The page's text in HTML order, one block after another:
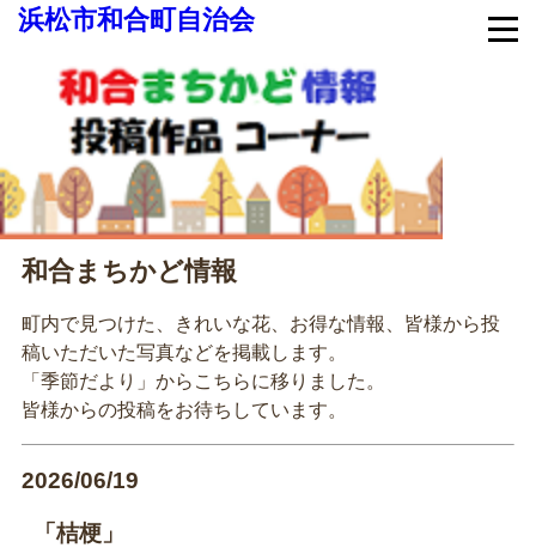
浜松市和合町自治会
和合まちかど情報
町内で見つけた、きれいな花、お得な情報、皆様から投
稿いただいた写真などを掲載します。
「季節だより」からこちらに移りました。
皆様からの投稿をお待ちしています。
2026/06/19
「桔梗」